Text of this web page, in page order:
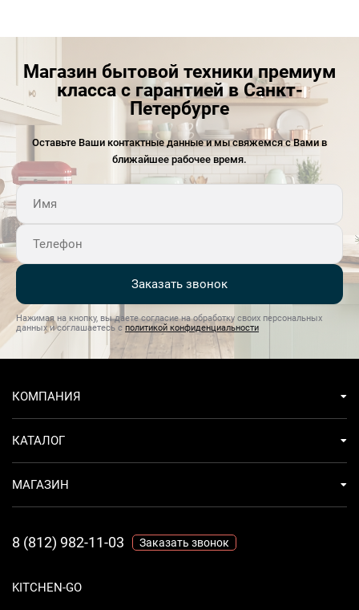
Магазин бытовой техники премиум
класса с гарантией в Санкт-
Петербурге
Оставьте Ваши контактные данные и мы свяжемся с Вами в
ближайшее рабочее время.
Заказать звонок
Нажимая на кнопку, вы даете согласие на обработку своих персональных
данных и соглашаетесь с политикой конфиденциальности
KITCHEN-GO
КОМПАНИЯ
КАТАЛОГ
МАГАЗИН
8 (812) 982-11-03 Заказать звонок